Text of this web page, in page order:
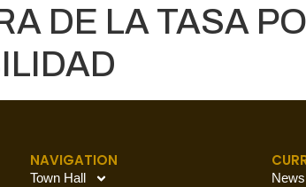
DE LA TASA
NAVIGATION
Town Hall News